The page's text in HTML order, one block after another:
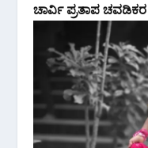
ಚಾರ್ವಿ ಪ್ರತಾಪ ಚವಡಿಕರ